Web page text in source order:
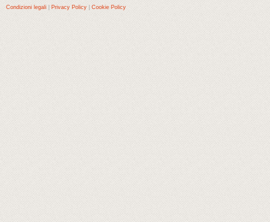
Condizioni legali
Privacy Policy Cookie Policy